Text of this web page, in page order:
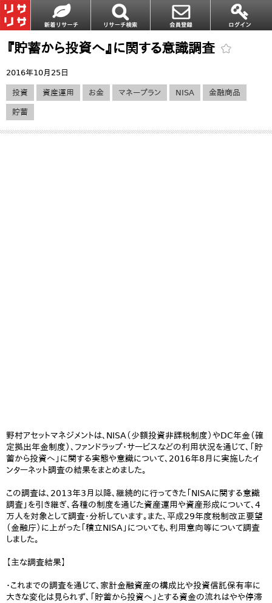
『貯蓄から投資へ』に関する意識調査
2016年10月25日
投資 資産運用 お金 マネープラン NISA 金融商品
貯蓄
野村アセットマネジメントは、NISA（少額投資非課税制度）やDC年金（確
定拠出年金制度）、ファンドラップ・サービスなどの利用状況を通じて、「貯
蓄から投資へ」に関する実態や意識について、2016年8月に実施したイ
ンターネット調査の結果をまとめました。
この調査は、2013年3月以降、継続的に行ってきた「NISAに関する意識
調査」を引き継ぎ、各種の制度を通じた資産運用や資産形成について、4
万人を対象として調査・分析しています。また、平成29年度税制改正要望
（金融庁）に上がった「積立NISA」についても、利用意向等について調査
しました。
【主な調査結果】
・これまでの調査を通じて、家計金融資産の構成比や投資信託保有率に
大きな変化は見られず、「貯蓄から投資へ」とする資金の流れはやや停滞